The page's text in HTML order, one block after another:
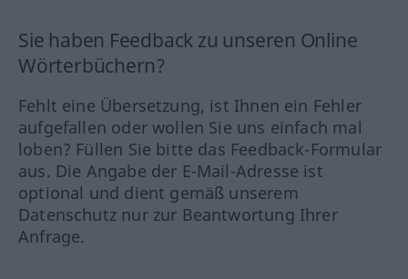
Sie haben Feedback zu unseren Online
Wörterbüchern?
Fehlt eine Übersetzung, ist Ihnen ein Fehler
aufgefallen oder wollen Sie uns einfach mal
loben? Füllen Sie bitte das Feedback-Formular
aus. Die Angabe der E-Mail-Adresse ist
optional und dient gemäß unserem
Datenschutz nur zur Beantwortung Ihrer
Anfrage.